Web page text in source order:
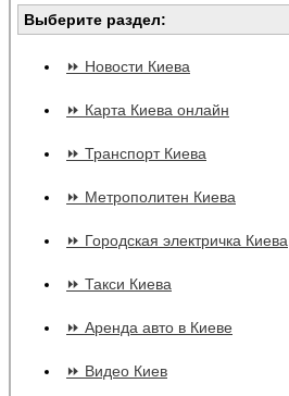
Выберите раздел:
⏩ Новости Киева
⏩ Карта Киева онлайн
⏩ Транспорт Киева
⏩ Метрополитен Киева
⏩ Городская электричка Киева
⏩ Такси Киева
⏩ Аренда авто в Киеве
⏩ Видео Киев